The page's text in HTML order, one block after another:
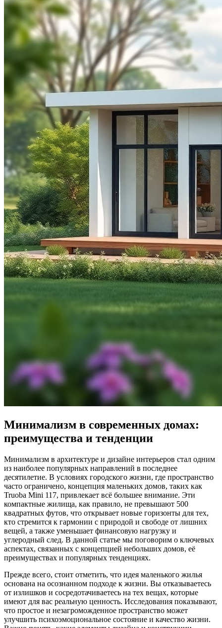
Минимализм в современных домах:
преимущества и тенденции
Минимализм в архитектуре и дизайне интерьеров стал одним
из наиболее популярных направлений в последнее
десятилетие. В условиях городского жизни, где пространство
часто ограничено, концепция маленьких домов, таких как
Truoba Mini 117, привлекает всё большее внимание. Эти
компактные жилища, как правило, не превышают 500
квадратных футов, что открывает новые горизонты для тех,
кто стремится к гармонии с природой и свободе от лишних
вещей, а также уменьшает финансовую нагрузку и
углеродный след. В данной статье мы поговорим о ключевых
аспектах, связанных с концепцией небольших домов, её
преимуществах и популярных тенденциях.
Прежде всего, стоит отметить, что идея маленького жилья
основана на осознанном подходе к жизни. Вы отказываетесь
от излишков и сосредотачиваетесь на тех вещах, которые
имеют для вас реальную ценность. Исследования показывают,
что простое и незагроможденное пространство может
улучшить психоэмоциональное состояние и качество жизни.